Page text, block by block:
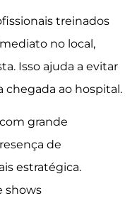
treinados
no local,
Isso ajuda a evitar
chegada ao hospital.
grande
de
estratégica.
shows